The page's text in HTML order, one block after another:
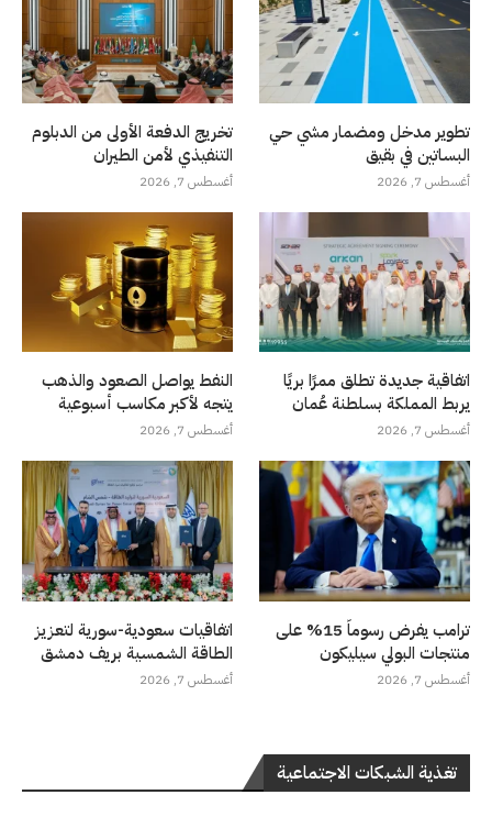
تطوير مدخل ومضمار مشي حي
البساتين في بقيق
أغسطس 7, 2026
تخريج الدفعة الأولى من الدبلوم
التنفيذي لأمن الطيران
أغسطس 7, 2026
اتفاقية جديدة تطلق ممرًا بريًا
يربط المملكة بسلطنة عُمان
أغسطس 7, 2026
النفط يواصل الصعود والذهب
يتجه لأكبر مكاسب أسبوعية
أغسطس 7, 2026
ترامب يفرض رسوماً 15% على
منتجات البولي سيليكون
أغسطس 7, 2026
اتفاقيات سعودية-سورية لتعزيز
الطاقة الشمسية بريف دمشق
أغسطس 7, 2026
تغذية الشبكات الاجتماعية